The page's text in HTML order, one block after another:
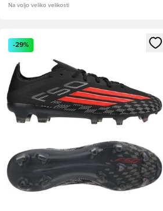
Na voljo veliko velikosti
Odpre Modal za prijavo ali vpis kot član
-29%